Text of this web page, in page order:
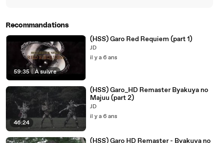
Recommandations
59:35 | À suivre
(HSS) Garo Red Requiem (part 1)
JD
il y a 6 ans
46:24
(HSS) Garo_HD Remaster Byakuya no
Majuu (part 2)
JD
il y a 6 ans
(HSS) Garo HD Remaster - Byakuya no